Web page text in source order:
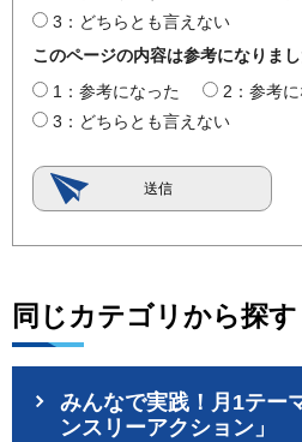
3：どちらとも言えない
このページの内容は参考になりまし
1：参考になった
2：参考
3：どちらとも言えない
同じカテゴリから探す
みんなで実践！月1テー
ンスリーアクション」